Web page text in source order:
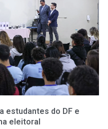
estudantes do DF e
eleitoral